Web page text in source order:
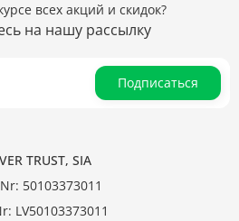
всех акций и скидок?
на нашу рассылку
Подписаться
TRUST, SIA
50103373011
LV50103373011